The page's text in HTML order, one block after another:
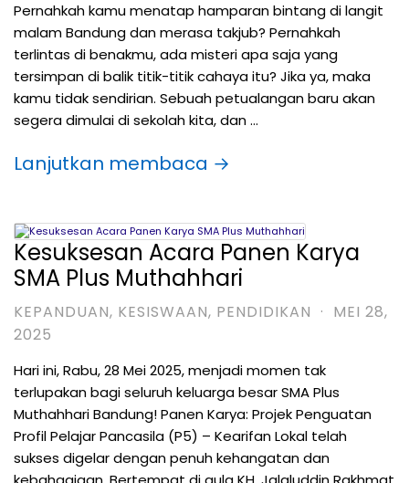
Pernahkah kamu menatap hamparan bintang di langit
malam Bandung dan merasa takjub? Pernahkah
terlintas di benakmu, ada misteri apa saja yang
tersimpan di balik titik-titik cahaya itu? Jika ya, maka
kamu tidak sendirian. Sebuah petualangan baru akan
segera dimulai di sekolah kita, dan …
Lanjutkan membaca →
Kesuksesan Acara Panen Karya
SMA Plus Muthahhari
KEPANDUAN, KESISWAAN, PENDIDIKAN · MEI 28,
2025
Hari ini, Rabu, 28 Mei 2025, menjadi momen tak
terlupakan bagi seluruh keluarga besar SMA Plus
Muthahhari Bandung! Panen Karya: Projek Penguatan
Profil Pelajar Pancasila (P5) – Kearifan Lokal telah
sukses digelar dengan penuh kehangatan dan